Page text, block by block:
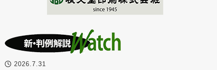
2026.7.31